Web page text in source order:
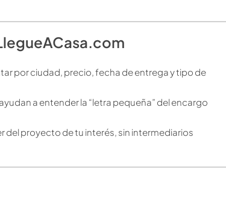
por ciudad, precio, fecha de entrega y tipo de
a entender la “letra pequeña” del encargo
del proyecto de tu interés, sin intermediarios